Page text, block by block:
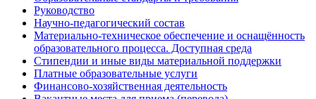
Руководство
Научно-педагогический состав
Материально-техническое обеспечение и оснащённость
образовательного процесса. Доступная среда
Стипендии и иные виды материальной поддержки
Платные образовательные услуги
Финансово-хозяйственная деятельность